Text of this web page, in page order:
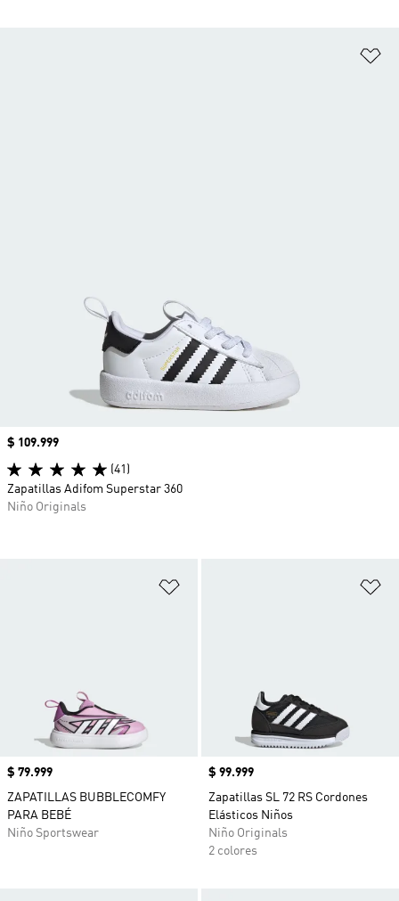
Precio
$ 79.999
ZAPATILLAS BUBBLECOMFY
PARA BEBÉ
Niño Sportswear
Precio
$ 99.999
Zapatillas SL 72 RS Cordones
Elásticos Niños
Niño Originals
2 colores
Precio
$ 109.999
(41)
Zapatillas Adifom Superstar 360
Niño Originals